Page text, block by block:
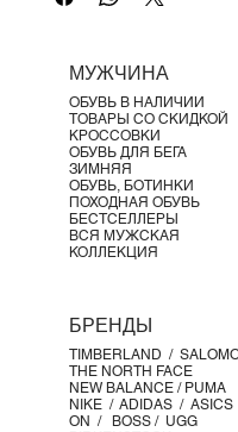
Спецификации:
Поддержка:
Амортизация:
Пронация:
Нейтральная пронация
Тип стопы:нормальный
Отталкивание:
переднюю часть стопы
Вероятные травмы:
внешнюю сторону
(пронация), поглощая
Гипопронация
Тип стопы:высокий свод
МУЖЧИНА
ОБУВЬ В НАЛИЧИИ
ТОВАРЫ СО СКИДКОЙ
КРОССОВКИ
ОБУВЬ ДЛЯ БЕГА
ЗИМНЯЯ
ОБУВЬ, БОТИНКИ
ПОХОДНАЯ ОБУВЬ
БЕСТСЕЛЛЕРЫ
ВСЯ МУЖСКАЯ
КОЛЛЕКЦИЯ
БРЕНДЫ
TIMBERLAND /
THE NORTH FACE
NEW BALANCE / PUMA
NIKE / ADIDAS / ASICS
ON / BOSS / UGG